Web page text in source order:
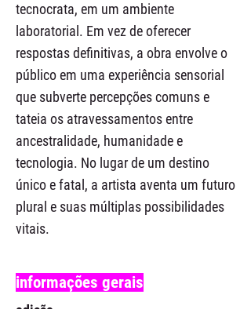
tecnocrata, em um ambiente
laboratorial. Em vez de oferecer
respostas definitivas, a obra envolve o
público em uma experiência sensorial
que subverte percepções comuns e
tateia os atravessamentos entre
ancestralidade, humanidade e
tecnologia. No lugar de um destino
único e fatal, a artista aventa um futuro
plural e suas múltiplas possibilidades
vitais.
informações gerais